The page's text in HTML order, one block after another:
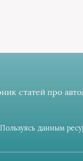
статей про
Пользуясь данным